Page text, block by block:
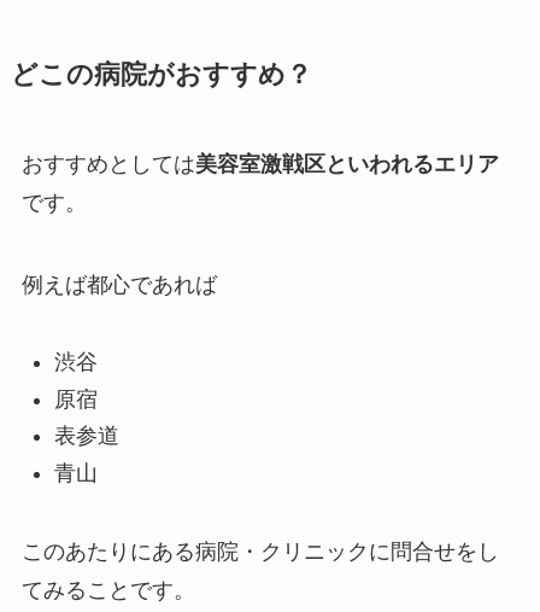
どこの病院がおすすめ？
おすすめとしては美容室激戦区といわれるエリア
です。
例えば都心であれば
渋谷
原宿
表参道
青山
このあたりにある病院・クリニックに問合せをし
てみることです。